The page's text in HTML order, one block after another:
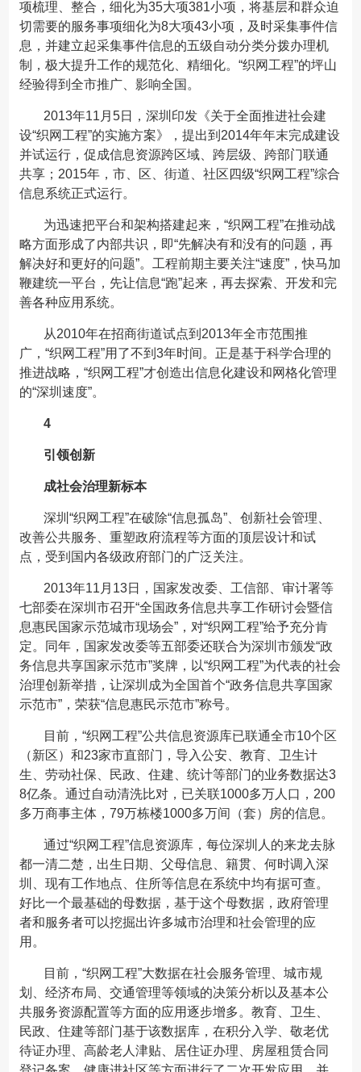
项梳理、整合，细化为35大项381小项，将基层和群众迫
切需要的服务事项细化为8大项43小项，及时采集事件信
息，并建立起采集事件信息的五级自动分类分拨办理机
制，极大提升工作的规范化、精细化。“织网工程”的坪山
经验得到全市推广、影响全国。
2013年11月5日，深圳印发《关于全面推进社会建
设“织网工程”的实施方案》，提出到2014年年末完成建设
并试运行，促成信息资源跨区域、跨层级、跨部门联通
共享；2015年，市、区、街道、社区四级“织网工程”综合
信息系统正式运行。
为迅速把平台和架构搭建起来，“织网工程”在推动战
略方面形成了内部共识，即“先解决有和没有的问题，再
解决好和更好的问题”。工程前期主要关注“速度”，快马加
鞭建统一平台，先让信息“跑”起来，再去探索、开发和完
善各种应用系统。
从2010年在招商街道试点到2013年全市范围推
广，“织网工程”用了不到3年时间。正是基于科学合理的
推进战略，“织网工程”才创造出信息化建设和网格化管理
的“深圳速度”。
4
引领创新
成社会治理新标本
深圳“织网工程”在破除“信息孤岛”、创新社会管理、
改善公共服务、重塑政府流程等方面的顶层设计和试
点，受到国内各级政府部门的广泛关注。
2013年11月13日，国家发改委、工信部、审计署等
七部委在深圳市召开“全国政务信息共享工作研讨会暨信
息惠民国家示范城市现场会”，对“织网工程”给予充分肯
定。同年，国家发改委等五部委还联合为深圳市颁发“政
务信息共享国家示范市”奖牌，以“织网工程”为代表的社会
治理创新举措，让深圳成为全国首个“政务信息共享国家
示范市”，荣获“信息惠民示范市”称号。
目前，“织网工程”公共信息资源库已联通全市10个区
（新区）和23家市直部门，导入公安、教育、卫生计
生、劳动社保、民政、住建、统计等部门的业务数据达3
8亿条。通过自动清洗比对，已关联1000多万人口，200
多万商事主体，79万栋楼1000多万间（套）房的信息。
通过“织网工程”信息资源库，每位深圳人的来龙去脉
都一清二楚，出生日期、父母信息、籍贯、何时调入深
圳、现有工作地点、住所等信息在系统中均有据可查。
好比一个最基础的母数据，基于这个母数据，政府管理
者和服务者可以挖掘出许多城市治理和社会管理的应
用。
目前，“织网工程”大数据在社会服务管理、城市规
划、经济布局、交通管理等领域的决策分析以及基本公
共服务资源配置等方面的应用逐步增多。教育、卫生、
民政、住建等部门基于该数据库，在积分入学、敬老优
待证办理、高龄老人津贴、居住证办理、房屋租赁合同